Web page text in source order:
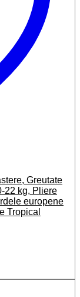
Greutate
22 kg, Pliere
europene
Tropical